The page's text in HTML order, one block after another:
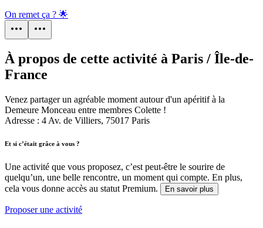
On remet ça ? 🌟
À propos de cette activité à Paris / Île-de-
France
Venez partager un agréable moment autour d'un apéritif à la
Demeure Monceau entre membres Colette !
Adresse : 4 Av. de Villiers, 75017 Paris
Et si c’était grâce à vous ?
Une activité que vous proposez, c’est peut-être le sourire de
quelqu’un, une belle rencontre, un moment qui compte. En plus,
cela vous donne accès au statut Premium.
En savoir plus
Proposer une activité